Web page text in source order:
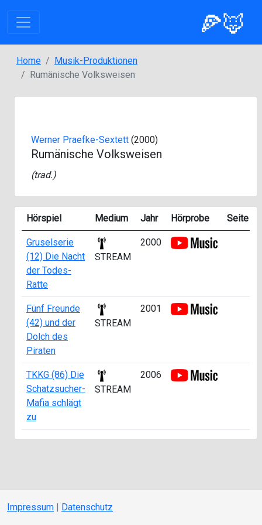
🍕🦊
Home
Musik-Produktionen
Rumänische Volksweisen
Werner Praefke-Sextett (2000)
Rumänische Volksweisen
(trad.)
Hörspiel Medium Jahr Hörprobe Seite
Gruselserie
(12) Die Nacht
der Todes-
Ratte
STREAM
2000
Fünf Freunde
(42) und der
Dolch des
Piraten
STREAM
2001
TKKG (86) Die
Schatzsucher-
Mafia schlägt
zu
STREAM
2006
Impressum | Datenschutz